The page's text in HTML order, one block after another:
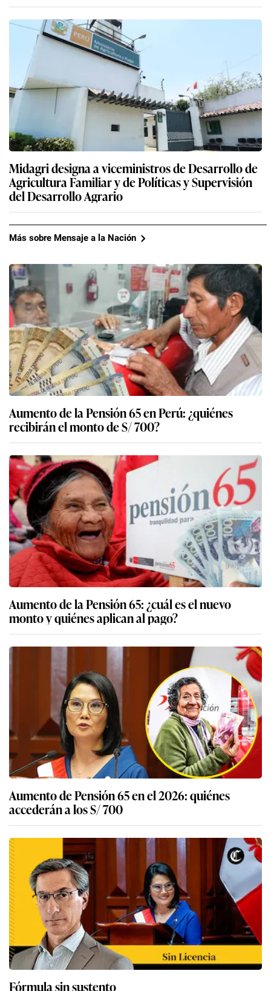
Midagri designa a viceministros de Desarrollo de
Agricultura Familiar y de Políticas y Supervisión
del Desarrollo Agrario
Más sobre Mensaje a la Nación
Aumento de la Pensión 65 en Perú: ¿quiénes
recibirán el monto de S/ 700?
Aumento de la Pensión 65: ¿cuál es el nuevo
monto y quiénes aplican al pago?
Aumento de Pensión 65 en el 2026: quiénes
accederán a los S/ 700
Fórmula sin sustento